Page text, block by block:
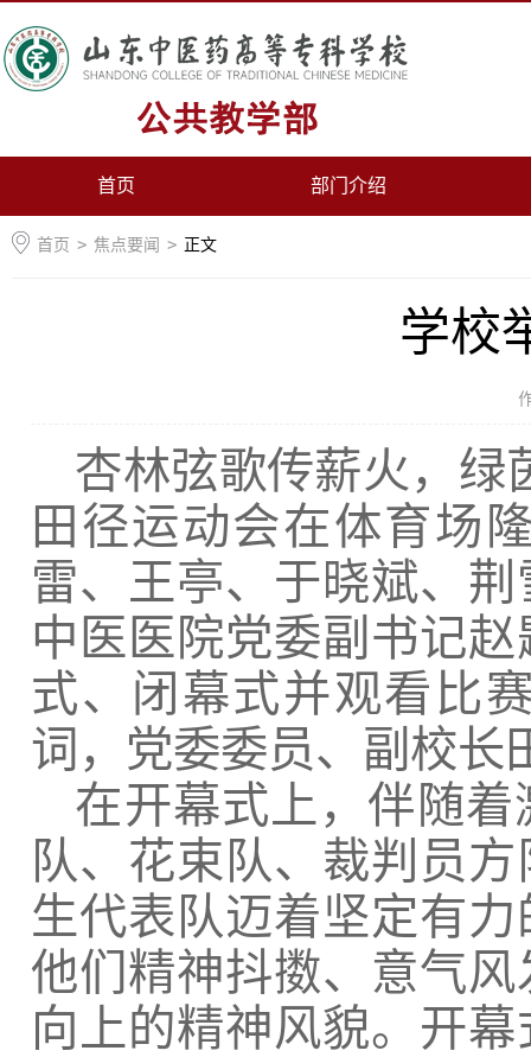
首页 部门介绍
首页 > 焦点要闻 > 正文
学校
杏林弦歌传薪火，绿
田径运动会在体育场
雷、王亭、于晓斌、
中医医院党委副书记
式、闭幕式并观看比
词，党委委员、副校长
在开幕式上，伴随
队、花束队、裁判员
生代表队迈着坚定有
他们精神抖擞、意气
向上的精神风貌。开